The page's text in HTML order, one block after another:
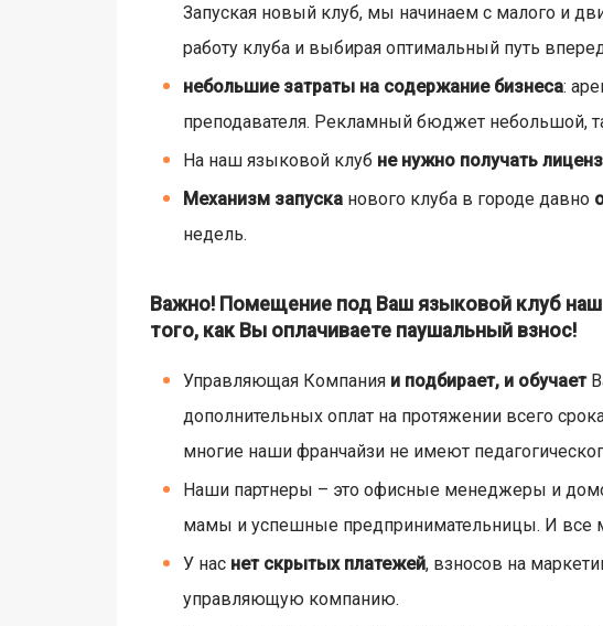
Запуская новый клуб, мы начинаем с малого и
работу клуба и выбирая оптимальный путь
небольшие затраты на содержание бизнеса:
преподавателя. Рекламный бюджет небольшой,
На наш языковой клуб не нужно получать
Механизм запусканового клуба в городе давно
недель.
Важно! Помещение под Ваш языковой клуб
того, как Вы оплачиваете паушальный взнос!
Управляющая Компания и подбирает, и обучает
дополнительных оплат на протяжении всего
многие наши франчайзи не имеют
Наши партнеры – это офисные менеджеры и
мамы и успешные предпринимательницы. И все
У нас нет скрытых платежей, взносов на
управляющую компанию.